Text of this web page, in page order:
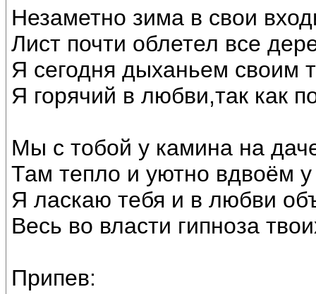
Незаметно зима в свои
Лист почти облетел все
Я сегодня дыханьем своим
Я горячий в любви,так как
Мы с тобой у камина на
Там тепло и уютно вдвоём у
Я ласкаю тебя и в любви
Весь во власти гипноза
Припев: